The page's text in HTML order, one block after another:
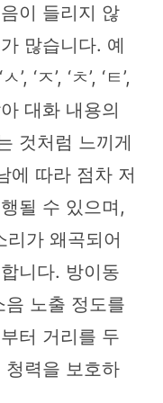
이 들리지 않
많습니다. 예
‘ㅈ’, ‘ㅊ’, ‘ㅌ’,
대화 내용의
것처럼 느끼게
에 따라 점차 저
될 수 있으며,
리가 왜곡되어
니다. 방이동
노출 정도를
터 거리를 두
력을 보호하